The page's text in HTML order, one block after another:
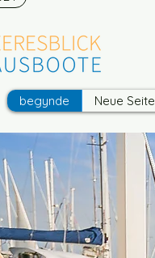
begynde Neue Seite